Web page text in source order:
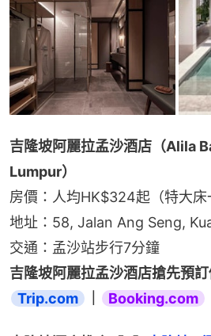
吉隆坡阿麗拉孟沙酒店（Alila
Lumpur）
房價：人均HK$324起（特大床
地址：58, Jalan Ang Seng,
交通：孟沙站步行7分鐘
吉隆坡阿麗拉孟沙酒店搶先預訂
Trip.com
Booking.com